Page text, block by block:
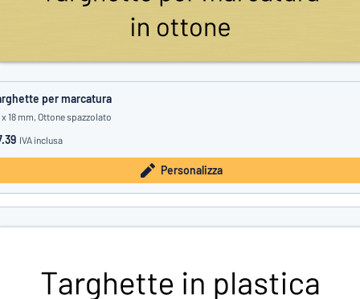
per marcatura
18 mm, Ottone spazzolato
IVA inclusa
Personalizza